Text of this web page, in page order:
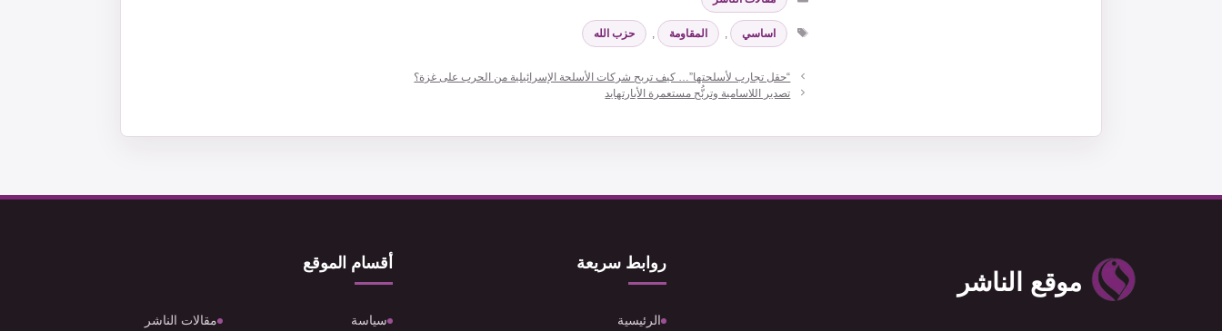
الوسوم
اساسي المقاومة حزب الله
“حقل تجارب لأسلحتها”… كيف تربح شركات الأسلحة الإسرائيلية من الحرب على غزة؟
تصدير اللاسامية وترنُّح مستعمرة الأبارتهايد
موقع الناشر
روابط سريعة
الرئيسية
أقسام الموقع
سياسة مقالات الناشر